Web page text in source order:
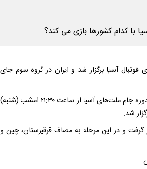
آسیا برگزار شد‌ و ایران در گروه سوم جای
به گزارش فارس، قرعه‌کشی نوزدهمین دوره جام ملت‌های آسیا از ساعت ۲۱:۳۰ امشب (شنبه)
شد.
گرفت و در این مرحله به مصاف قرقیزستان، چین و